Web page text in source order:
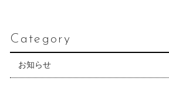
Category
お知らせ